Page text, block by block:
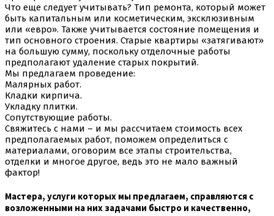
Что еще следует учитывать? Тип ремонта, который может
быть капитальным или косметическим, эксклюзивным
или «евро». Также учитывается состояние помещения и
тип основного строения. Старые квартиры «затягивают»
на большую сумму, поскольку отделочные работы
предполагают удаление старых покрытий.
Мы предлагаем проведение:
Малярных работ.
Кладки кирпича.
Укладку плитки.
Сопутствующие работы.
Свяжитесь с нами – и мы рассчитаем стоимость всех
предполагаемых работ, поможем определиться с
материалами, оговорим все этапы строительства,
отделки и многое другое, ведь это не мало важный
фактор!
Мастера, услуги которых мы предлагаем, справляются с
возложенными на них задачами быстро и качественно,